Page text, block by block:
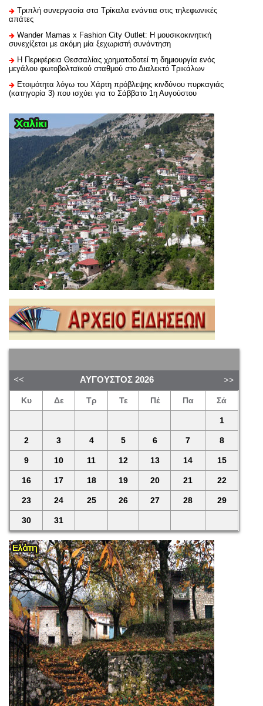
Τριπλή συνεργασία στα Τρίκαλα ενάντια στις τηλεφωνικές
απάτες
Wander Mamas x Fashion City Outlet: Η μουσικοκινητική
συνεχίζεται με ακόμη μία ξεχωριστή συνάντηση
H Περιφέρεια Θεσσαλίας χρηματοδοτεί τη δημιουργία ενός
μεγάλου φωτοβολταϊκού σταθμού στο Διαλεκτό Τρικάλων
Ετοιμότητα λόγω του Χάρτη πρόβλεψης κινδύνου πυρκαγιάς
(κατηγορία 3) που ισχύει για το Σάββατο 1η Αυγούστου
ΑΎΓΟΥΣΤΟΣ 2026
Κυ Δε Τρ Τε Πέ Πα Σά
1
2 3 4 5 6 7 8
9 10 11 12 13 14 15
16 17 18 19 20 21 22
23 24 25 26 27 28 29
30 31